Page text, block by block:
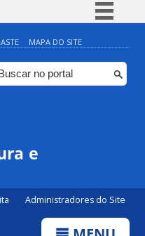
Simplifique!
Comunica BR
Participe
MAPA DO SITE
e
Administradores do Site